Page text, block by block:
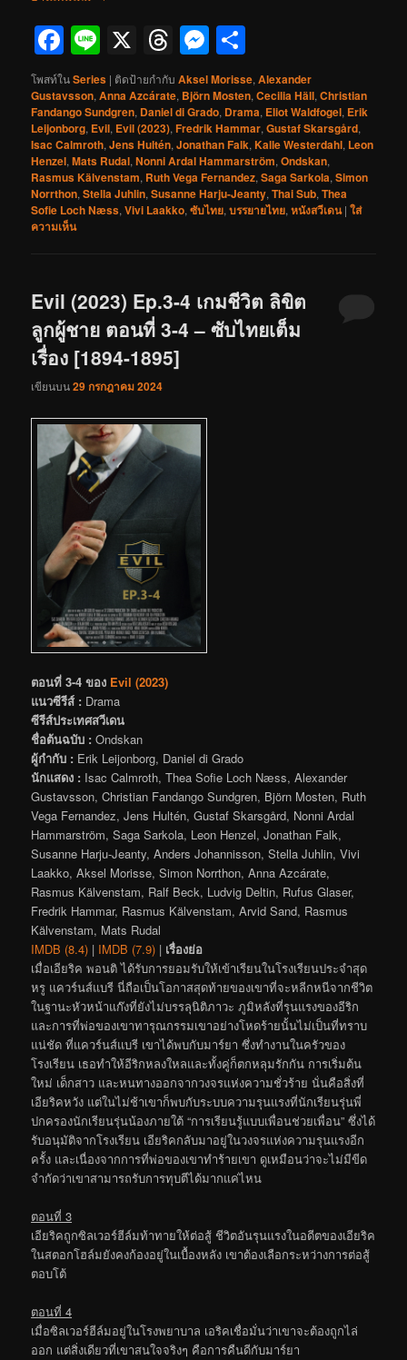
Facebook
Line
X Threads
Messenger
โพสท์ในSeries | ติดป้ายกำกับ Aksel Morisse,Alexander
Gustavsson,Anna Azcárate, Björn Mosten,Cecilia Häll,Christian
Fandango Sundgren, Daniel di Grado, Drama, Eliot Waldfogel, Erik
Leijonborg, Evil, Evil (2023),Fredrik Hammar,Gustaf Skarsgård,
Isac Calmroth,Jens Hultén,Jonathan Falk,Kalle Westerdahl, Leon
Henzel,Mats Rudal,Nonni Ardal Hammarström,Ondskan,
Rasmus Kälvenstam, Ruth Vega Fernandez,Saga Sarkola,Simon
Norrthon,Stella Juhlin,Susanne Harju-Jeanty,Thai Sub,Thea
Sofie Loch Næss,Vivi Laakko,ซับไทย,บรรยายไทย,หนังสวีเดน |ใส่
ความเห็น
Evil (2023) Ep.3-4 เกมชีวิต ลิขิต
ลูกผู้ชาย ตอนที่ 3-4 – ซับไทยเต็ม
เรื่อง [1894-1895]
เขียนบน29 กรกฎาคม 2024
ตอนที่ 3-4 ของ Evil (2023)
แนวซีรีส์ : Drama
ซีรีส์ประเทศสวีเดน
ชื่อต้นฉบับ : Ondskan
ผู้กำกับ : Erik Leijonborg, Daniel di Grado
นักแสดง : Isac Calmroth, Thea Sofie Loch Næss, Alexander
Gustavsson, Christian Fandango Sundgren, Björn Mosten, Ruth
Vega Fernandez, Jens Hultén, Gustaf Skarsgård, Nonni Ardal
Hammarström, Saga Sarkola, Leon Henzel, Jonathan Falk,
Susanne Harju-Jeanty, Anders Johannisson, Stella Juhlin, Vivi
Laakko, Aksel Morisse, Simon Norrthon, Anna Azcárate,
Rasmus Kälvenstam, Ralf Beck, Ludvig Deltin, Rufus Glaser,
Fredrik Hammar, Rasmus Kälvenstam, Arvid Sand, Rasmus
Kälvenstam, Mats Rudal
IMDB (8.4) | IMDB (7.9) | เรื่องย่อ
เมื่อเอียริค พอนติ ได้รับการยอมรับให้เข้าเรียนในโรงเรียนประจำสุด
หรู แควร์นส์แบรี นี่ถือเป็นโอกาสสุดท้ายของเขาที่จะหลีกหนีจากชีวิต
ในฐานะหัวหน้าแก๊งที่ยังไม่บรรลุนิติภาวะ ภูมิหลังที่รุนแรงของอีริก
และการที่พ่อของเขาทารุณกรรมเขาอย่างโหดร้ายนั้นไม่เป็นที่ทราบ
แน่ชัด ที่แควร์นส์แบรี เขาได้พบกับมาร์ยา ซึ่งทำงานในครัวของ
โรงเรียน เธอทำให้อีริกหลงใหลและทั้งคู่ก็ตกหลุมรักกัน การเริ่มต้น
ใหม่ เด็กสาว และหนทางออกจากวงจรแห่งความชั่วร้าย นั่นคือสิ่งที่
เอียริคหวัง แต่ในไม่ช้าเขาก็พบกับระบบความรุนแรงที่นักเรียนรุ่นพี่
ปกครองนักเรียนรุ่นน้องภายใต้ “การเรียนรู้แบบเพื่อนช่วยเพื่อน” ซึ่งได้
รับอนุมัติจากโรงเรียน เอียริคกลับมาอยู่ในวงจรแห่งความรุนแรงอีก
ครั้ง และเนื่องจากการที่พ่อของเขาทำร้ายเขา ดูเหมือนว่าจะไม่มีขีด
จำกัดว่าเขาสามารถรับการทุบตีได้มากแค่ไหน
ตอนที่ 3
เอียริคถูกซิลเวอร์ฮีล์มท้าทายให้ต่อสู้ ชีวิตอันรุนแรงในอดีตของเอียริค
ในสตอกโฮล์มยังคงก้องอยู่ในเบื้องหลัง เขาต้องเลือกระหว่างการต่อสู้
ตอบโต้
ตอนที่ 4
เมื่อซิลเวอร์ฮีล์มอยู่ในโรงพยาบาล เอริคเชื่อมั่นว่าเขาจะต้องถูกไล่
ออก แต่สิ่งเดียวที่เขาสนใจจริงๆ คือการคืนดีกับมาร์ยา